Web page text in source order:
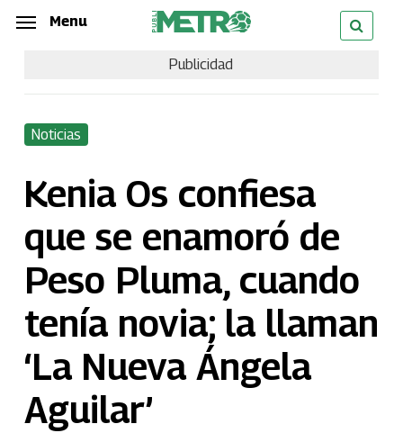
Skip
content
Menu
Publicidad
Noticias
Kenia Os confiesa
que se enamoró de
Peso Pluma, cuando
tenía novia; la llaman
‘La Nueva Ángela
Aguilar’
Menu